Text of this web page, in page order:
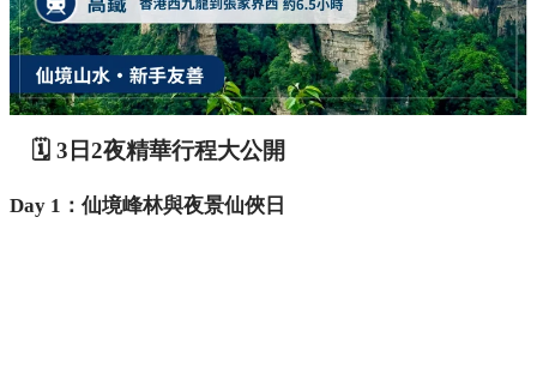
🗓️ 3日2夜精華行程大公開
Day 1：仙境峰林與夜景仙俠日